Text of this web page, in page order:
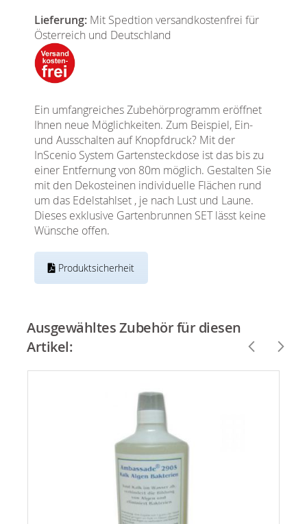
Lieferung: Mit Spedtion versandkostenfrei für
Österreich und Deutschland
Ein umfangreiches Zubehörprogramm eröffnet
Ihnen neue Möglichkeiten. Zum Beispiel, Ein-
und Ausschalten auf Knopfdruck? Mit der
InScenio System Gartensteckdose ist das bis zu
einer Entfernung von 80m möglich. Gestalten Sie
mit den Dekosteinen individuelle Flächen rund
um das Edelstahlset , je nach Lust und Laune.
Dieses exklusive Gartenbrunnen SET lässt keine
Wünsche offen.
Produktsicherheit
Ausgewähltes Zubehör für diesen
Artikel: